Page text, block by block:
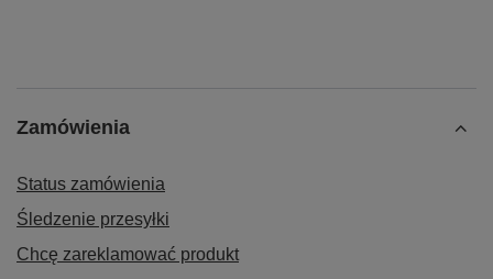
Zamówienia
Status zamówienia
Śledzenie przesyłki
Chcę zareklamować produkt